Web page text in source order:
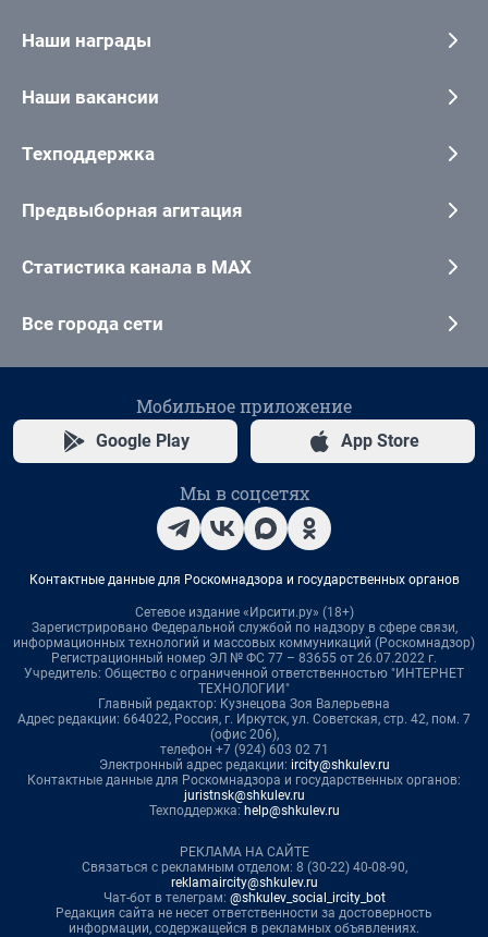
Наши награды
Наши вакансии
Техподдержка
Предвыборная агитация
Статистика канала в MAX
Все города сети
Мобильное приложение
Google Play App Store
Мы в соцсетях
Контактные данные для Роскомнадзора и государственных органов
Сетевое издание «Ирсити.ру» (18+)
Зарегистрировано Федеральной службой по надзору в сфере связи,
информационных технологий и массовых коммуникаций (Роскомнадзор)
Регистрационный номер ЭЛ № ФС 77 – 83655 от 26.07.2022 г.
Учредитель: Общество с ограниченной ответственностью "ИНТЕРНЕТ
ТЕХНОЛОГИИ"
Главный редактор: Кузнецова Зоя Валерьевна
Адрес редакции: 664022, Россия, г. Иркутск, ул. Советская, стр. 42, пом. 7
(офис 206),
телефон +7 (924) 603 02 71
Электронный адрес редакции: ircity@shkulev.ru
Контактные данные для Роскомнадзора и государственных органов:
juristnsk@shkulev.ru
Техподдержка: help@shkulev.ru
РЕКЛАМА НА САЙТЕ
Связаться с рекламным отделом: 8 (30-22) 40-08-90,
reklamaircity@shkulev.ru
Чат-бот в телеграм: @shkulev_social_ircity_bot
Редакция сайта не несет ответственности за достоверность
информации, содержащейся в рекламных объявлениях.